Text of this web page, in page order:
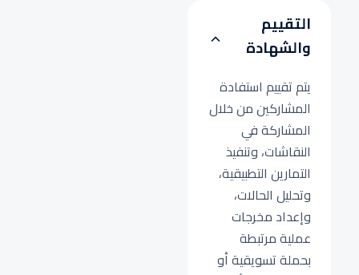
التقييم
والشهادة
يتم تقييم استفادة
المشاركين من خلال
المشاركة في
النقاشات، وتنفيذ
التمارين التطبيقية،
وتحليل الحالات،
وإعداد مخرجات
عملية مرتبطة
بحملة تسويقية أو